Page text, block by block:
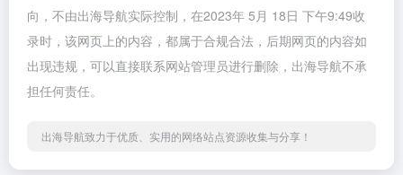
向，不由出海导航实际控制，在2023年 5月 18日 下午9:49收
录时，该网页上的内容，都属于合规合法，后期网页的内容如
出现违规，可以直接联系网站管理员进行删除，出海导航不承
担任何责任。
出海导航致力于优质、实用的网络站点资源收集与分享！